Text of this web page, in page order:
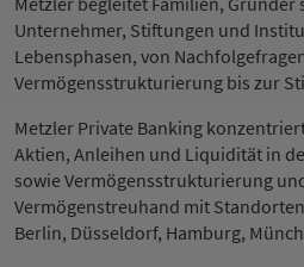
Unternehmer, Stiftungen und
Lebensphasen, von
Vermögensstrukturierung bis zur
Metzler Private Banking
Aktien, Anleihen und Liquidität in
sowie Vermögensstrukturierung
Vermögenstreuhand mit
Berlin, Düsseldorf, Hamburg,